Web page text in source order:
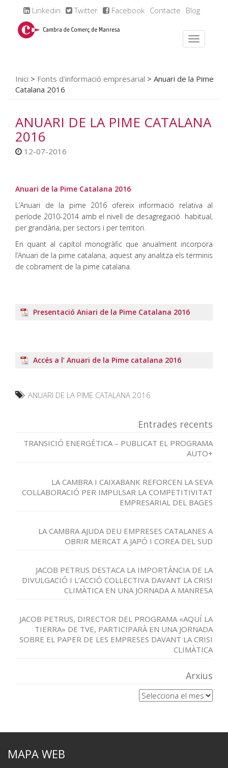
Linkedin Twitter Facebook Contacte Blog
Inici > Fonts d'informació empresarial > Anuari de la Pime
Catalana 2016
ANUARI DE LA PIME CATALANA
2016
12-07-2016
Anuari de la Pime Catalana 2016
L’Anuari de la pime 2016 ofereix informació relativa al
període 2010-2014 amb el nivell de desagregació habitual,
per grandària, per sectors i per territori.
En quant al capítol monogràfic que anualment incorpora
l’Anuari de la pime catalana, aquest any analitza els terminis
de cobrament de la pime catalana.
Presentació Aniari de la Pime Catalana 2016
Accés a l’ Anuari de la Pime catalana 2016
ANUARI DE LA PIME CATALANA 2016
Entrades recents
TRANSICIÓ ENERGÈTICA – PUBLICAT EL PROGRAMA
AUTO+
LA CAMBRA I CAIXABANK REFORCEN LA SEVA
COL·LABORACIÓ PER IMPULSAR LA COMPETITIVITAT
EMPRESARIAL DEL BAGES
LA CAMBRA AJUDA DEU EMPRESES CATALANES A
OBRIR MERCAT A JAPÓ I COREA DEL SUD
JACOB PETRUS DESTACA LA IMPORTÀNCIA DE LA
DIVULGACIÓ I L’ACCIÓ COL·LECTIVA DAVANT LA CRISI
CLIMÀTICA EN UNA JORNADA A MANRESA
JACOB PETRUS, DIRECTOR DEL PROGRAMA «AQUÍ LA
TIERRA» DE TVE, PARTICIPARÀ EN UNA JORNADA
SOBRE EL PAPER DE LES EMPRESES DAVANT LA CRISI
CLIMÀTICA
Arxius
Arxius
MAPA WEB